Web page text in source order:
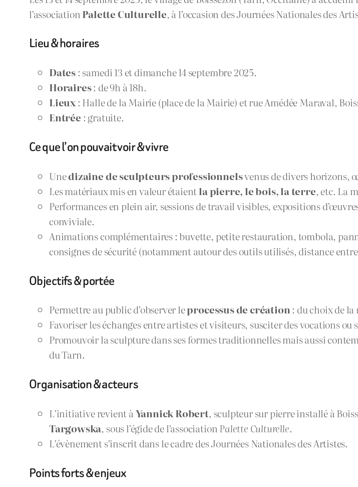
l’association Palette Culturelle, à l’occasion des Journées Nationales des
Lieu & horaires
Dates: samedi 13 et dimanche 14 septembre 2025.
Horaires: de 9h à 18h.
Lieux: Halle de la Mairie (place de la Mairie) et rue Amédée Maraval,
Entrée : gratuite.
Ce que l’on pouvait voir & vivre
Unedizaine de sculpteurs professionnelsvenus de divers horizons,
Les matériaux mis en valeur étaientla pierre, le bois, la terre, etc. La
Performances en plein air, sessions de travail visibles, expositions
conviviale.
Animations complémentaires : buvette, petite restauration, tombola,
consignes de sécurité (notamment autour des outils utilisés, distance
Objectifs & portée
Permettre au public d’observer leprocessus de création: du choix de
Favoriser les échanges entre artistes et visiteurs, susciter des vocations
Promouvoir la sculpture dans ses formes traditionnelles mais aussi
du Tarn.
Organisation & acteurs
L’initiative revient àYannick Robert, sculpteur sur pierre installé à
Targowska, sous l’égide de l’associationPalette Culturelle.
L’évènement s’inscrit dans le cadre des Journées Nationales des Artistes.
Points forts & enjeux